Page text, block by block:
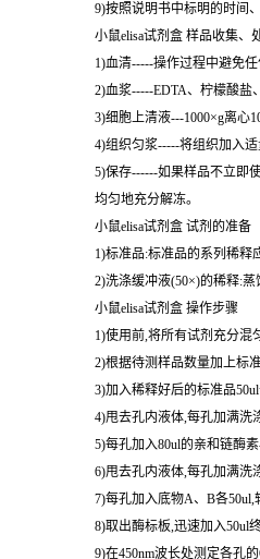
9)按照说明书中标明的时间
小鼠elisa试剂盒 样品收集、
1)血清-----操作过程中避免
2)血浆-----EDTA、柠檬酸盐
3)细胞上清液---1000×g离心
4)组织匀浆-----将组织加入
5)保存------如果样品不立即
均匀地充分解冻。
小鼠elisa试剂盒 试剂的准备
1)标准品:标准品的系列稀释
2)洗涤缓冲液(50×)的稀释:蒸
小鼠elisa试剂盒 操作步骤
1)使用前,将所有试剂充分混
2)根据待测样品数量加上标
3)加入稀释好后的标准品
4)甩去孔内液体,每孔加满洗
5)每孔加入80ul的亲和链酶
6)甩去孔内液体,每孔加满洗
7)每孔加入底物A、B各50ul,
8)取出酶标板,迅速加入50ul
9)在450nm波长处测定各孔的